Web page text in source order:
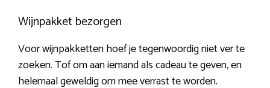
Wijnpakket bezorgen
Voor wijnpakketten hoef je tegenwoordig niet ver te
zoeken. Tof om aan iemand als cadeau te geven, en
helemaal geweldig om mee verrast te worden.